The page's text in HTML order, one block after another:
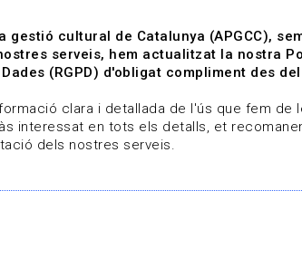
de treball Projectes Serveis
cultural de Catalunya (APGCC),
serveis, hem actualitzat la nostra
(RGPD) d'obligat compliment des
clara i detallada de l'ús que fem
interessat en tots els detalls, et
dels nostres serveis.